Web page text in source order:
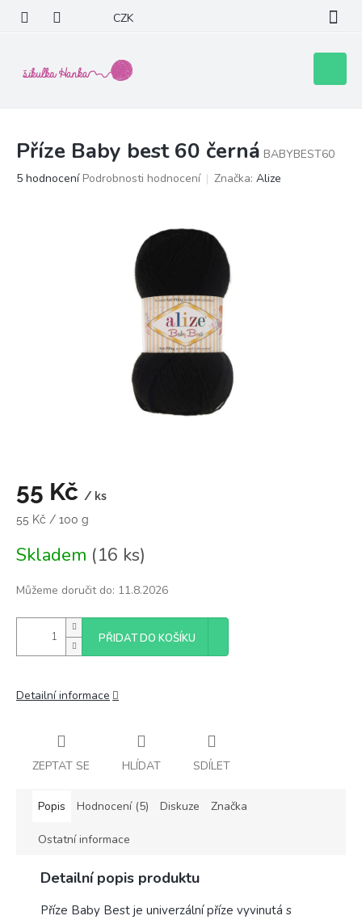
obsah
CZK
košík
Příze Baby best 60 černá BABYBEST60
Průměrné
5 hodnocení Podrobnosti hodnocení Značka: Alize
55 Kč / ks
Měrná
55 Kč / 100 g
Skladem (16 ks)
Můžeme doručit do: 11.8.2026
PŘIDAT DO KOŠÍKU
Detailní informace
ZEPTAT SE HLÍDAT SDÍLET
Popis Hodnocení (5) Diskuze Značka
Ostatní informace
Detailní popis produktu
Příze Baby Best je univerzální příze vyvinutá s